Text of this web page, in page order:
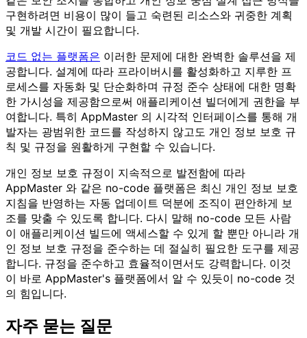
구현하려면 비용이 많이 들고 숙련된 리소스와 귀중한 계획
및 개발 시간이 필요합니다.
코드 없는 플랫폼은 이러한 문제에 대한 완벽한 솔루션을 제
공합니다. 설계에 따라 프라이버시를 활성화하고 지루한 프
로세스를 자동화 및 단순화하며 규정 준수 상태에 대한 명확
한 가시성을 제공함으로써 애플리케이션 빌더에게 권한을 부
여합니다. 특히 AppMaster 의 시각적 인터페이스를 통해 개
발자는 광범위한 코드를 작성하지 않고도 개인 정보 보호 규
칙 및 규정을 원활하게 구현할 수 있습니다.
개인 정보 보호 규정이 지속적으로 발전함에 따라
AppMaster 와 같은 no-code 플랫폼은 최신 개인 정보 보호
지침을 반영하는 자동 업데이트 덕분에 조직이 편안하게 보
조를 맞출 수 있도록 합니다. 다시 말해 no-code 모든 사람
이 애플리케이션 빌드에 액세스할 수 있게 할 뿐만 아니라 개
인 정보 보호 규정을 준수하는 데 절실히 필요한 도구를 제공
합니다. 규정을 준수하고 효율적이면서도 강력합니다. 이것
이 바로 AppMaster's 플랫폼에서 알 수 있듯이 no-code 것
의 힘입니다.
자주 묻는 질문